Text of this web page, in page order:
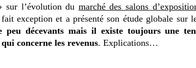
sur l’évolution du marché des salons
exception et a présenté son étude globale sur
peu décevants mais il existe toujours une
concerne les revenus. Explications…